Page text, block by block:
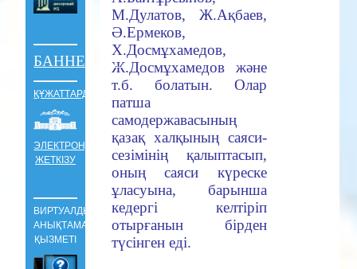
М.Дулатов, Ж.Ақбаев,
Ә.Ермеков,
Х.Досмұхамедов,
Ж.Досмұхамедов және
т.б. болатын. Олар
патша
самодержавасының
қазақ халқының саяси-
сезімінің қалыптасып,
оның саяси күреске
ұласуына, барынша
кедергі келтіріп
отырғанын бірден
түсінген еді.
БАННЕРЛЕР
ҚҰЖАТТАРДЫ
ЭЛЕКТРОНДЫ
ЖЕТКІЗУ
ВИРТУАЛДЫ
АНЫҚТАМАЛЫҚ
ҚЫЗМЕТІ